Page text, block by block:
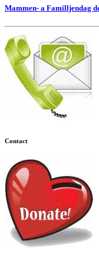
Mammen- a Familljendag
Contact